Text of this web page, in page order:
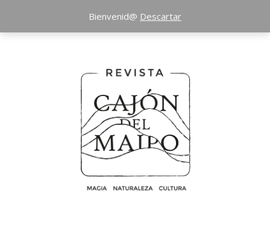
Bienvenid@ Descartar